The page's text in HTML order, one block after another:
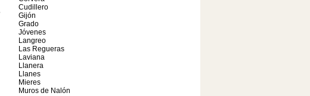
Cudillero
Gijón
Grado
Jóvenes
Langreo
Las Regueras
Laviana
Llanera
Llanes
Mieres
Muros de Nalón